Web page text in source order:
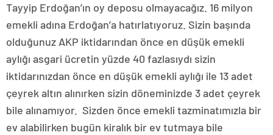
Tayyip Erdoğan’ın oy deposu olmayacağız. 16 milyon
emekli adına Erdoğan’a hatırlatıyoruz. Sizin başında
olduğunuz AKP iktidarından önce en düşük emekli
aylığı asgari ücretin yüzde 40 fazlasıydı sizin
iktidarınızdan önce en düşük emekli aylığı ile 13 adet
çeyrek altın alınırken sizin döneminizde 3 adet çeyrek
bile alınamıyor. Sizden önce emekli tazminatımızla bir
ev alabilirken bugün kiralık bir ev tutmaya bile